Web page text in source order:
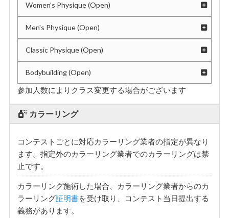
公序良俗に反する撮影
一眼レフ、ビデオカメラ等（Gopro類含む）での
撮影
わせください
Women's Physique (Open)
Men's Physique (Open)
Classic Physique (Open)
Bodybuilding (Open)
参加人数によりクラス変更する場合がございます
カラーリング
コンテストごとに対応カラーリング業者の指定が異なり
ます。指定外のカラーリング業者でのカラーリングは禁
止です。
カラーリング施術した場合、カラーリング業者からのカ
ラーリング証明書を受け取り、コンテスト当日提出する
義務があります。